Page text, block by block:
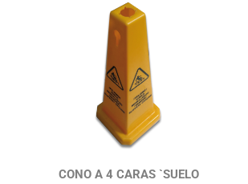
CONO A 4 CARAS `SUELO